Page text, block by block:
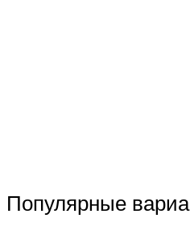
Популярные